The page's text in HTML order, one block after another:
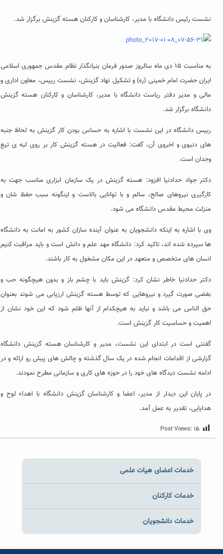
نشست رئیس دانشگاه با مدیر، کارشناسان و کارکنان هسته گزینش برگزار شد.
به مناسبت ۱۵ دی ماه سالروز صدور فرمان بنیانگذار نظام مقدس جمهوری اسلامی
ایران حضرت امام خمینی (ره) و تشکیل نهاد گزینش، نشست رییس، معاون اداری و
مالی و مدیر دفتر ریاست دانشگاه با مدیر، کارشناسان و کارکنان هسته گزینش
دانشگاه برگزار شد.
رییس دانشگاه در این نشست با اشاره به حساس بودن کار گزینش به لحاظ جنبه
های دنیوی و اخروی آن، گفت: فعالیت در ‌هسته گزینش کار بر روی لبه ی تیغ
وجدان است.
دکتر جواد حدادنیا افزود: هسته گزینش در یک سازمان ابزاری مناسب جهت به
کارگیری نیروهای صالح، سالم و با توانایی بالاست و اینگونه سبب حفظ شان و
منزلت محیط مقدس دانشگاه می شود.
وی با اشاره به اینکه دانشجویان به عنوان آینده سازان کشور به امانت به دانشگاه
ها سپرده شده اند، تاکید کرد: دانشگاه مهد علم و دانش است و باید مراقبت کنیم
انسان های متخصص و متعهد در این مکان مشغول به کار باشند‌.
دکتر حدادنیا خاطر نشان کرد: گزینش باید با چشم باز و بدون هیچگونه حب و
بغضی صورت گیرد و نیروهایی که توسط هسته گزینش ارزیابی می شوند بعنوان
حق الناس می باشد و نباید به هیچکدام از آنها ظلم شود که این خود نشان از
اهمیت و حساسیت کار گزینش است.
گفتنی است در ابتدای این نشست، مدیر و کارشناسان هسته گزینش دانشگاه
گزارشی از اقدامات انجام شده در یک سال گذشته و چالش های پیش رو ارائه و در
ادامه نشست دیدگاه های خود را در حوزه های کاری و سازمانی مطرح نمودند.
در پایان این دیدار از مدیر، اعضا و کارشناسان گزینش دانشگاه با اهداء لوح و
هدایایی، تقدیر به عمل آمد.
Post Views:۱۵
خدمات اعضای هیات علمی
خدمات کارکنان
خدمات دانشجویان